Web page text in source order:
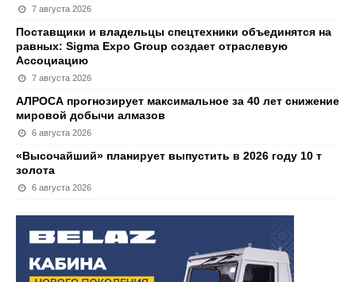
7 августа 2026
Поставщики и владельцы спецтехники объединятся на
равных: Sigma Expo Group создает отраслевую
Ассоциацию
7 августа 2026
АЛРОСА прогнозирует максимальное за 40 лет снижение
мировой добычи алмазов
6 августа 2026
«Высочайший» планирует выпустить в 2026 году 10 т
золота
6 августа 2026